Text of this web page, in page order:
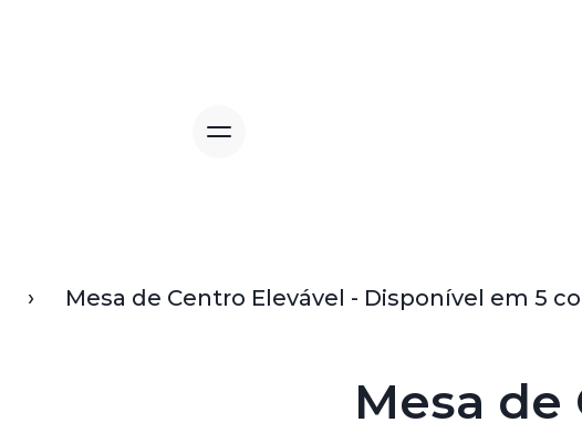
Mesa de Centro Elevável - Disponível em 5
Mesa de